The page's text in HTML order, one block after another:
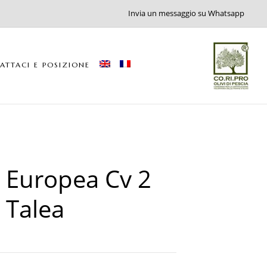
Invia un messaggio su Whatsapp
E POSIZIONE
Cv 2